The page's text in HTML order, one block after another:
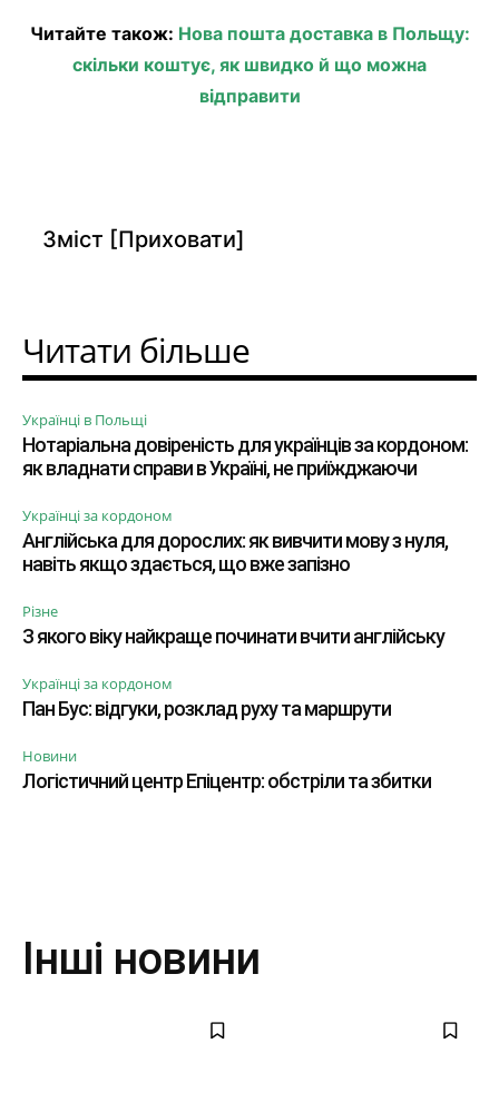
Читайте також: Нова пошта доставка в Польщу:
скільки коштує, як швидко й що можна
відправити
Зміст [Приховати]
Читати більше
Українці в Польщі
Нотаріальна довіреність для українців за кордоном:
як владнати справи в Україні, не приїжджаючи
Українці за кордоном
Англійська для дорослих: як вивчити мову з нуля,
навіть якщо здається, що вже запізно
Різне
З якого віку найкраще починати вчити англійську
Українці за кордоном
Пан Бус: відгуки, розклад руху та маршрути
Новини
Логістичний центр Епіцентр: обстріли та збитки
Інші новини